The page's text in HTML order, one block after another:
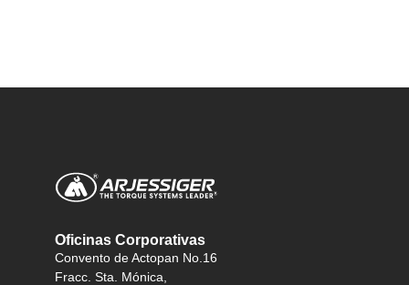
Oficinas Corporativas
Convento de Actopan No.16
Fracc. Sta. Mónica,